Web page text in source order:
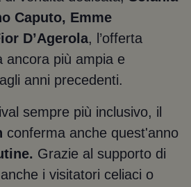
Caputo, Emme
D’Agerola, l’offerta
ancora più ampia e
anni precedenti.
sempre più inclusivo, il
conferma anche quest'anno
Grazie al supporto di
anche i visitatori celiaci o